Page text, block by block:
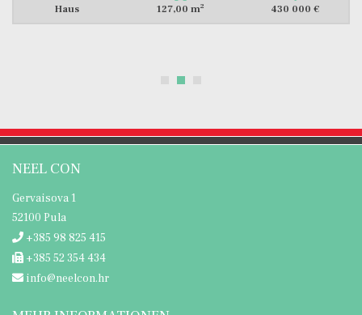
Haus 174,00 m2 549 000 €
NEEL CON
Gervaisova 1
52100 Pula
+385 98 825 415
+385 52 354 434
info@neelcon.hr